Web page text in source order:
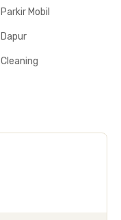
Parkir Mobil
Dapur
Cleaning